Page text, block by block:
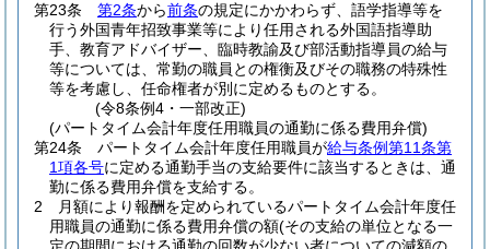
第23条
第2条から前条の規定にかかわらず、語学指導等を
行う外国青年招致事業等により任用される外国語指導助
手、教育アドバイザー、臨時教諭及び部活動指導員の給与
等については、常勤の職員との権衡及びその職務の特殊性
等を考慮し、任命権者が別に定めるものとする。
(令8条例4・一部改正)
(パートタイム会計年度任用職員の通勤に係る費用弁償)
第24条
パートタイム会計年度任用職員が給与条例第11条第
1項各号に定める通勤手当の支給要件に該当するときは、通
勤に係る費用弁償を支給する。
2
月額により報酬を定められているパートタイム会計年度任
用職員の通勤に係る費用弁償の額(その支給の単位となる一